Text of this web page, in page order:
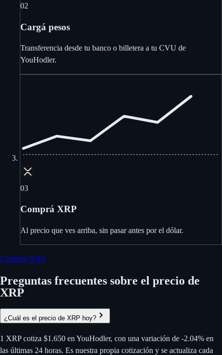
02
Cargá pesos
Transferencia desde tu banco o billetera a tu CVU de
YouHodler.
03
Comprá XRP
Al precio que ves arriba, sin pasar antes por el dólar.
Comprar XRP
Preguntas frecuentes sobre el precio de
XRP
¿Cuál es el precio de XRP hoy?
1 XRP cotiza $1.650 en YouHodler, con una variación de -2.04% en
las últimas 24 horas. Es nuestra propia cotización y se actualiza cada